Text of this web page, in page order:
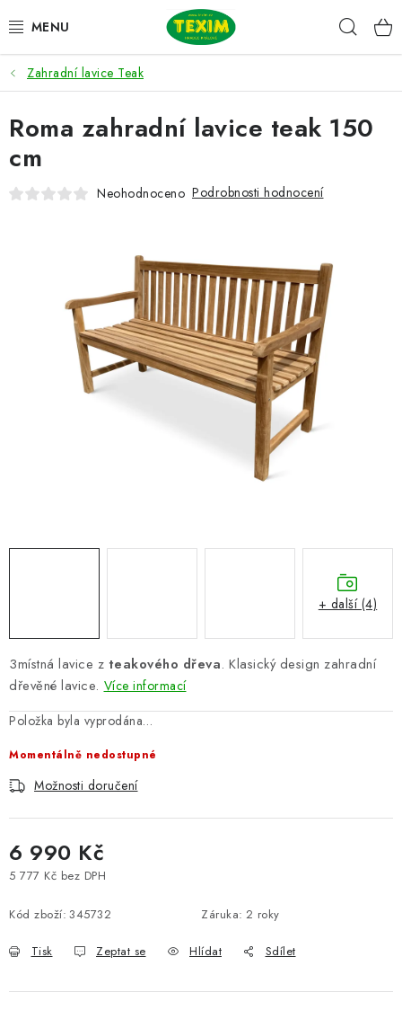
na
ZAHRADNÍ SESTAVY
ŽIDLE
STOLY
POLSTRY
NOVINKY
Nákup na splátky ESSOX
Zahradní lavice Teak
3místná lavice z teakového dřeva. Klasický design zahradní
dřevěné lavice. Více informací
Položka byla vyprodána…
Momentálně nedostupné
Možnosti doručení
6 990 Kč
5 777 Kč bez DPH
Kód zboží: 345732 Záruka: 2 roky
Tisk Zeptat se Hlídat Sdílet
Roma zahradní lavice teak 150
cm
Neohodnoceno Podrobnosti hodnocení
+ další (4)